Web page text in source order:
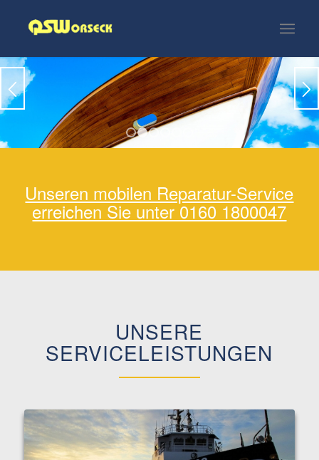
SANIERUNG UND TEAKHOLZARBEITEN
5 6
Unseren mobilen Reparatur-Service
erreichen Sie unter 0160 1800047
UNSERE
SERVICELEISTUNGEN